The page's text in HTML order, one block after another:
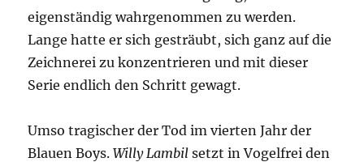
eigenständig wahrgenommen zu werden.
Lange hatte er sich gesträubt, sich ganz auf die
Zeichnerei zu konzentrieren und mit dieser
Serie endlich den Schritt gewagt.
Umso tragischer der Tod im vierten Jahr der
Blauen Boys.Willy Lambil setzt in Vogelfrei den